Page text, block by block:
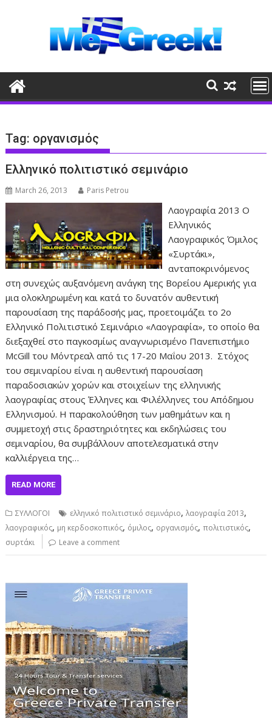
Tag: οργανισμός
Ελληνικό πολιτιστικό σεμινάριο
March 26, 2013 Paris Petrou
Λαογραφία 2013 Ο
Ελληνικός
Λαογραφικός Όμιλος
«Συρτάκι»,
ανταποκρινόμενος
στη συνεχώς αυξανόμενη ανάγκη της Βορείου Αμερικής για
μια ολοκληρωμένη και κατά το δυνατόν αυθεντική
παρουσίαση της παράδοσής μας, προετοιμάζει το 2ο
Ελληνικό Πολιτιστικό Σεμινάριο «Λαογραφία», το οποίο θα
διεξαχθεί στο παγκοσμίως αναγνωρισμένο Πανεπιστήμιο
McGill του Μόντρεαλ από τις 17-20 Μαΐου 2013. Στόχος
του σεμιναρίου είναι η αυθεντική παρουσίαση
παραδοσιακών χορών και στοιχείων της ελληνικής
λαογραφίας στους Έλληνες και Φιλέλληνες του Απόδημου
Ελληνισμού. Η παρακολούθηση των μαθημάτων και η
συμμετοχή στις δραστηριότητες και εκδηλώσεις του
σεμιναρίου, θα συμβάλλουν αποτελεσματικά στην
καλλιέργεια της…
READ MORE
ΣΥΛΛΟΓΟΙ ελληνικό πολιτιστικό σεμινάριο,λαογραφία 2013,
λαογραφικός, μη κερδοσκοπικός, όμιλος, οργανισμός,πολιτιστικός,
συρτάκι Leave a comment